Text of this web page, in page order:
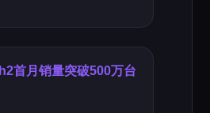
首月销量突破500万台